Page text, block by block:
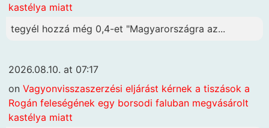
kastélya miatt
tegyél hozzá még 0,4-et "Magyarországra az...
2026.08.10. at 07:17
on Vagyonvisszaszerzési eljárást kérnek a tiszások a
Rogán feleségének egy borsodi faluban megvásárolt
kastélya miatt